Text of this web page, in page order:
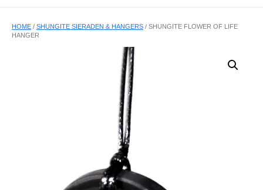
HOME / SHUNGITE SIERADEN & HANGERS / SHUNGITE FLOWER OF LIFE
HANGER